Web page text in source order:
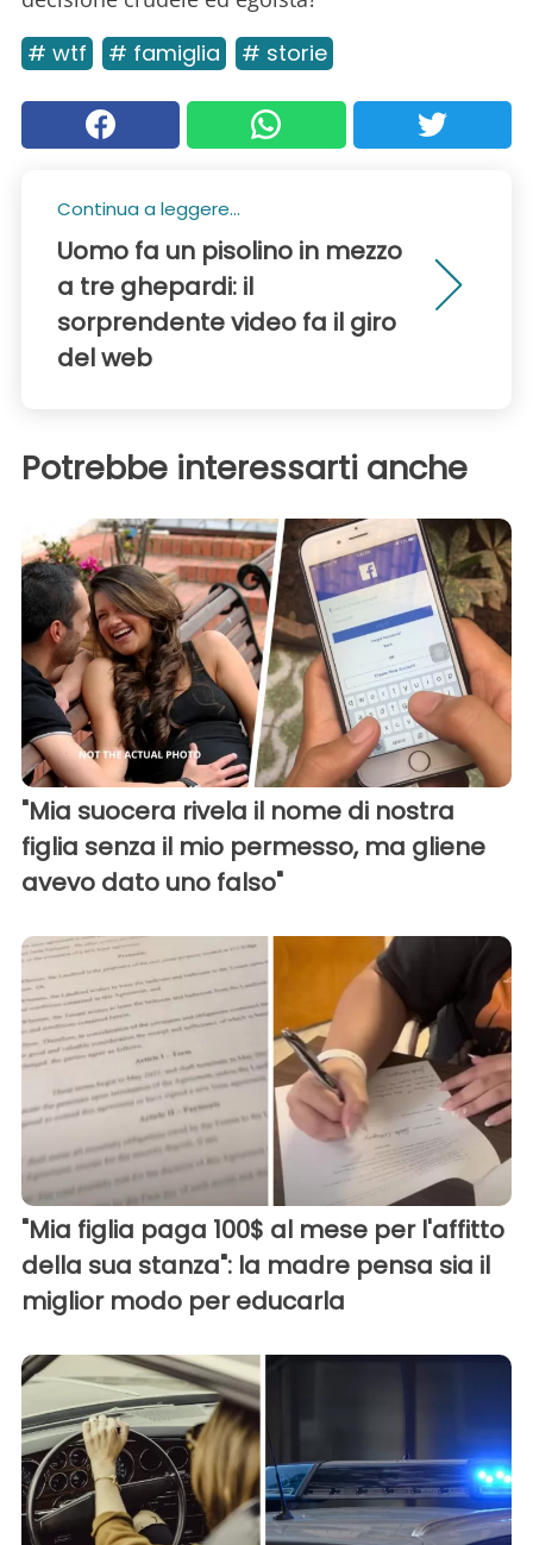
# wtf # famiglia # storie
Continua a leggere...
Uomo fa un pisolino in mezzo
a tre ghepardi: il
sorprendente video fa il giro
del web
Potrebbe interessarti anche
"Mia suocera rivela il nome di nostra
figlia senza il mio permesso, ma gliene
avevo dato uno falso"
"Mia figlia paga 100$ al mese per l'affitto
della sua stanza": la madre pensa sia il
miglior modo per educarla